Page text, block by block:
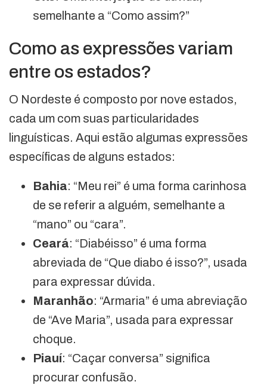
semelhante a “Como assim?”
Como as expressões variam
entre os estados?
O Nordeste é composto por nove estados,
cada um com suas particularidades
linguísticas. Aqui estão algumas expressões
específicas de alguns estados:
Bahia: “Meu rei” é uma forma carinhosa
de se referir a alguém, semelhante a
“mano” ou “cara”.
Ceará: “Diabéisso” é uma forma
abreviada de “Que diabo é isso?”, usada
para expressar dúvida.
Maranhão: “Armaria” é uma abreviação
de “Ave Maria”, usada para expressar
choque.
Piauí: “Caçar conversa” significa
procurar confusão.